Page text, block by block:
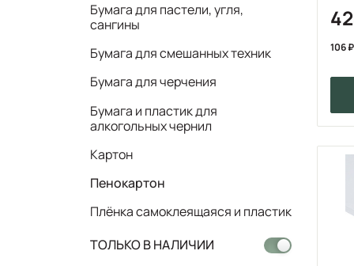
Бумага для пастели, угля,
сангины
Бумага для смешанных техник
Бумага для черчения
Бумага и пластик для
алкогольных чернил
Картон
Пенокартон
Плёнка самоклеящаяся и пластик
ТОЛЬКО В НАЛИЧИИ
106